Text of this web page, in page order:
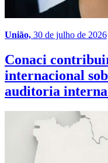
União, 30 de julho de 2026
Conaci
internacional
auditoria